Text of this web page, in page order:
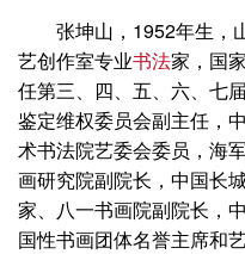
张坤山，1952年生，
艺创作室专业书法家，国
任第三、四、五、六、七
鉴定维权委员会副主任，
术书法院艺委会委员，海
画研究院副院长，中国长
家、八一书画院副院长，
国性书画团体名誉主席和